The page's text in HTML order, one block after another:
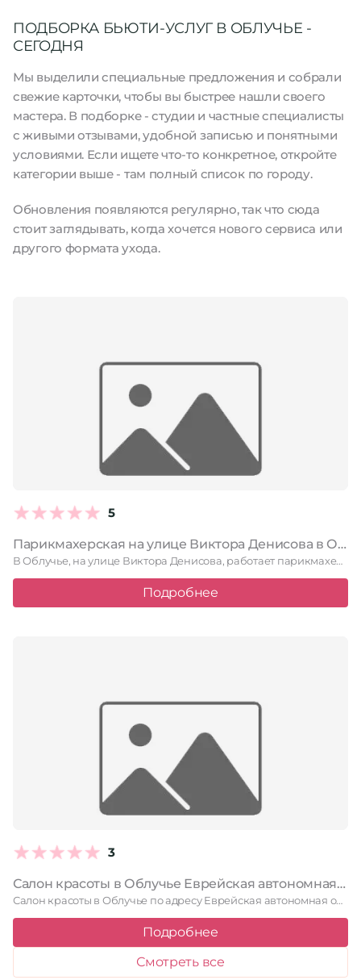
ПОДБОРКА БЬЮТИ-УСЛУГ В ОБЛУЧЬЕ -
СЕГОДНЯ
Мы выделили специальные предложения и собрали
свежие карточки, чтобы вы быстрее нашли своего
мастера. В подборке - студии и частные специалисты
с живыми отзывами, удобной записью и понятными
условиями. Если ищете что-то конкретное, откройте
категории выше - там полный список по городу.
Обновления появляются регулярно, так что сюда
стоит заглядывать, когда хочется нового сервиса или
другого формата ухода.
5
Парикмахерская на улице Виктора Денисова в Облучье
В Облучье, на улице Виктора Денисова, работает парикмахерская, которая заботится …
Подробнее
3
Салон красоты в Облучье Еврейская автономная область, Облучье, Интернациональная улица, 24
Салон красоты в Облучье по адресу Еврейская автономная область, Облучье, …
Подробнее
Смотреть все